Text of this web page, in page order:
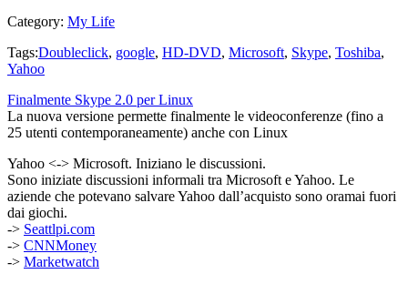
Category: My Life
Tags:Doubleclick, google, HD-DVD, Microsoft, Skype, Toshiba,
Yahoo
Finalmente Skype 2.0 per Linux
La nuova versione permette finalmente le videoconferenze (fino a
25 utenti contemporaneamente) anche con Linux
Yahoo <-> Microsoft. Iniziano le discussioni.
Sono iniziate discussioni informali tra Microsoft e Yahoo. Le
aziende che potevano salvare Yahoo dall’acquisto sono oramai fuori
dai giochi.
-> Seattlpi.com
-> CNNMoney
-> Marketwatch